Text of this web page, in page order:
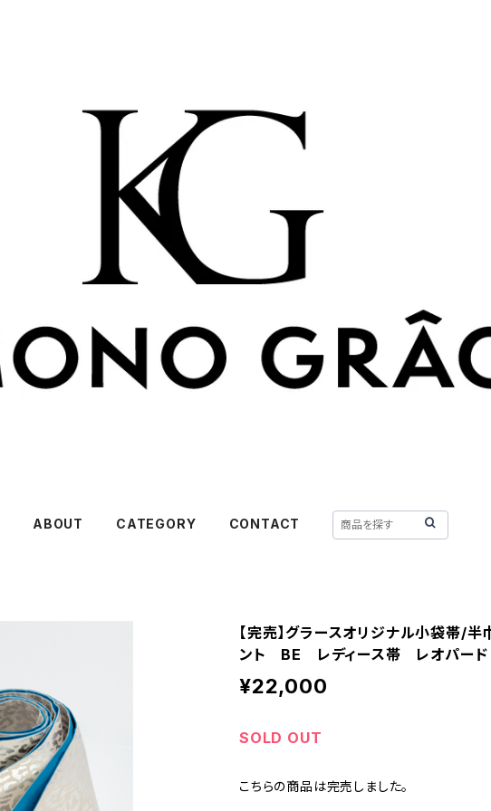
ABOUT CATEGORY CONTACT
【完売】グラースオリジナル小袋帯/
ント BE レディース帯 レオパード
¥22,000
SOLD OUT
こちらの商品は完売しました。